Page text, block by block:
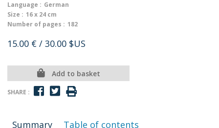
Language : German
Size : 16 x 24 cm
Number of pages : 182
15.00 € / 30.00 $US
Add to basket
SHARE :
Summary Table of contents